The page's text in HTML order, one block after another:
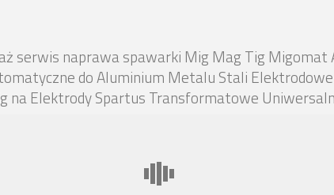
serwis naprawa spawarki Mig Mag Tig Migomat
do Aluminium Metalu Stali
na Elektrody Spartus Transformatowe